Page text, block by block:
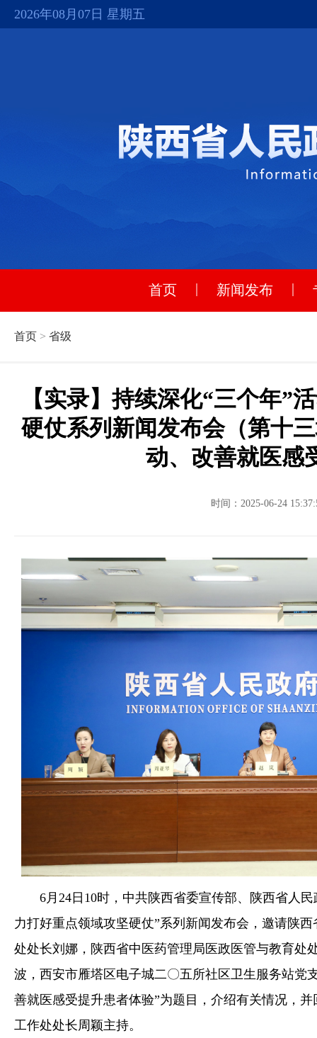
2026年08月07日 星期五
首页 | 新闻发布 |
首页 > 省级
【实录】持续深化“三个年”
硬仗系列新闻发布会（第十
动、改善就医感
时间：2025-06-24
6月24日10时，中共陕西省委宣传部、陕西省人
力打好重点领域攻坚硬仗”系列新闻发布会，邀请陕
处处长刘娜，陕西省中医药管理局医政医管与教育处
波，西安市雁塔区电子城二〇五所社区卫生服务站党
善就医感受提升患者体验”为题目，介绍有关情况，
工作处处长周颖主持。